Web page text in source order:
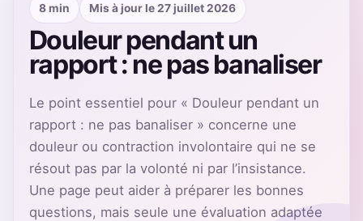
8 min Mis à jour le 27 juillet 2026
Douleur pendant un
rapport : ne pas banaliser
Le point essentiel pour « Douleur pendant un
rapport : ne pas banaliser » concerne une
douleur ou contraction involontaire qui ne se
résout pas par la volonté ni par l’insistance.
Une page peut aider à préparer les bonnes
questions, mais seule une évaluation adaptée